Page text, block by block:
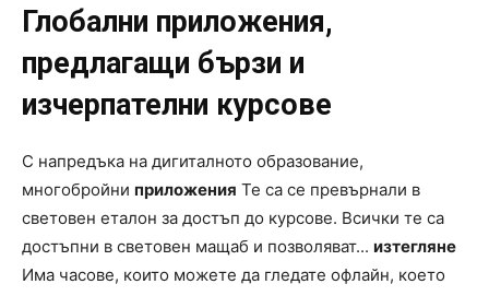
Глобални приложения,
предлагащи бързи и
изчерпателни курсове
С напредъка на дигиталното образование,
многобройни приложения Те са се превърнали в
световен еталон за достъп до курсове. Всички те са
достъпни в световен мащаб и позволяват... изтегляне
Има часове, които можете да гледате офлайн, което